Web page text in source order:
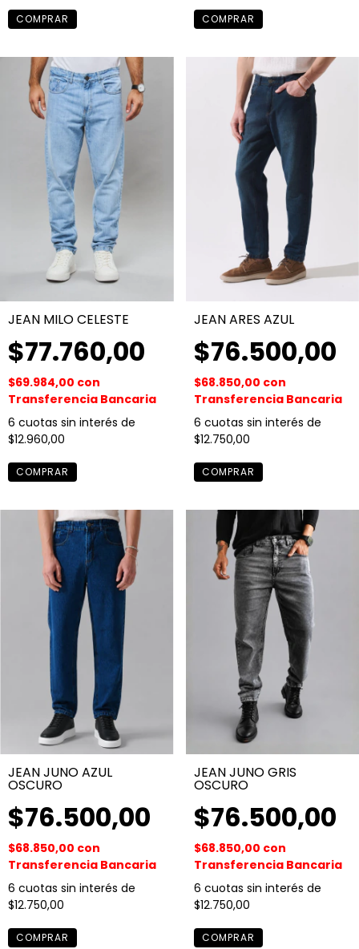
COMPRAR COMPRAR
JEAN MILO CELESTE
$77.760,00
$69.984,00 con
Transferencia Bancaria
6 cuotas sin interés de
$12.960,00
COMPRAR
JEAN ARES AZUL
$76.500,00
$68.850,00 con
Transferencia Bancaria
6 cuotas sin interés de
$12.750,00
COMPRAR
JEAN JUNO AZUL
OSCURO
$76.500,00
$68.850,00 con
Transferencia Bancaria
6 cuotas sin interés de
$12.750,00
COMPRAR
JEAN JUNO GRIS
OSCURO
$76.500,00
$68.850,00 con
Transferencia Bancaria
6 cuotas sin interés de
$12.750,00
COMPRAR